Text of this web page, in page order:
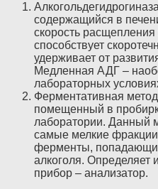
содержащийся в
скорость
способствует
удерживает от
Медленная АДГ –
лабораторных
Ферментативная
помещенный в
лаборатории. Данный
самые мелкие
ферменты,
алкоголя. Определяет
прибор – анализатор.